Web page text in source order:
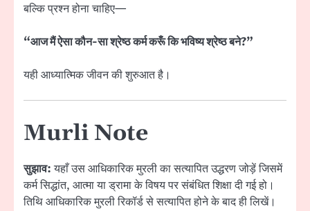
बल्कि प्रश्न होना चाहिए—
“आज मैं ऐसा कौन-सा श्रेष्ठ कर्म करूँ कि भविष्य श्रेष्ठ बने?”
यही आध्यात्मिक जीवन की शुरुआत है।
Murli Note
सुझाव:यहाँ उस आधिकारिक मुरली का सत्यापित उद्धरण जोड़ें जिसमें
कर्म सिद्धांत, आत्मा या ड्रामा के विषय पर संबंधित शिक्षा दी गई हो।
तिथि आधिकारिक मुरली रिकॉर्ड से सत्यापित होने के बाद ही लिखें।